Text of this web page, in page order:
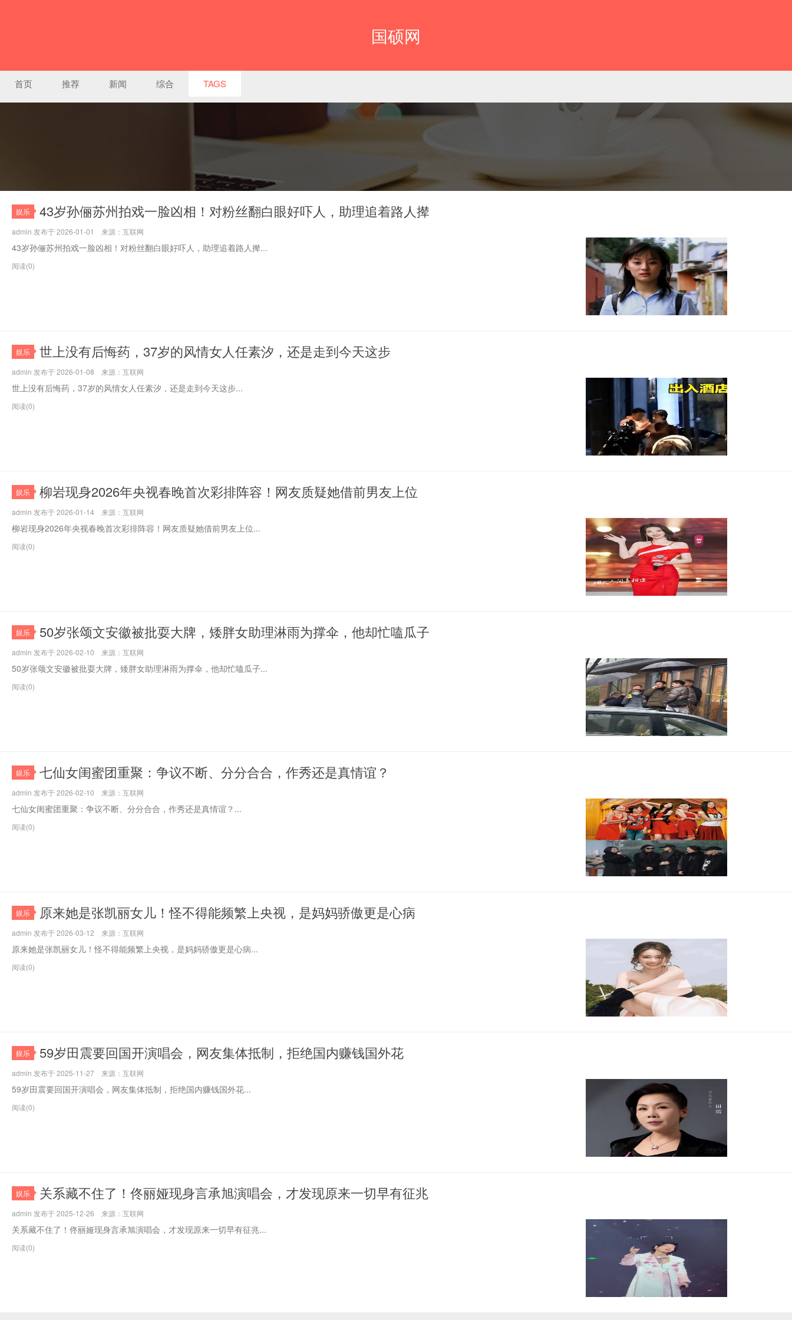
国硕网
首页 推荐 新闻 综合 TAGS
娱乐 43岁孙俪苏州拍戏一脸凶相！对粉丝翻白眼好吓人，助理追着路人撵
admin 发布于 2026-01-01 来源：互联网
43岁孙俪苏州拍戏一脸凶相！对粉丝翻白眼好吓人，助理追着路人撵...
阅读(0)
娱乐 世上没有后悔药，37岁的风情女人任素汐，还是走到今天这步
admin 发布于 2026-01-08 来源：互联网
世上没有后悔药，37岁的风情女人任素汐，还是走到今天这步...
阅读(0)
娱乐 柳岩现身2026年央视春晚首次彩排阵容！网友质疑她借前男友上位
admin 发布于 2026-01-14 来源：互联网
柳岩现身2026年央视春晚首次彩排阵容！网友质疑她借前男友上位...
阅读(0)
娱乐 50岁张颂文安徽被批耍大牌，矮胖女助理淋雨为撑伞，他却忙嗑瓜子
admin 发布于 2026-02-10 来源：互联网
50岁张颂文安徽被批耍大牌，矮胖女助理淋雨为撑伞，他却忙嗑瓜子...
阅读(0)
娱乐 七仙女闺蜜团重聚：争议不断、分分合合，作秀还是真情谊？
admin 发布于 2026-02-10 来源：互联网
七仙女闺蜜团重聚：争议不断、分分合合，作秀还是真情谊？...
阅读(0)
娱乐 原来她是张凯丽女儿！怪不得能频繁上央视，是妈妈骄傲更是心病
admin 发布于 2026-03-12 来源：互联网
原来她是张凯丽女儿！怪不得能频繁上央视，是妈妈骄傲更是心病...
阅读(0)
娱乐 59岁田震要回国开演唱会，网友集体抵制，拒绝国内赚钱国外花
admin 发布于 2025-11-27 来源：互联网
59岁田震要回国开演唱会，网友集体抵制，拒绝国内赚钱国外花...
阅读(0)
娱乐 关系藏不住了！佟丽娅现身言承旭演唱会，才发现原来一切早有征兆
admin 发布于 2025-12-26 来源：互联网
关系藏不住了！佟丽娅现身言承旭演唱会，才发现原来一切早有征兆...
阅读(0)